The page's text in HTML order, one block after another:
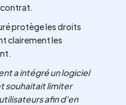
protège les droits
clairement les
a intégré un logiciel
souhaitait limiter
afin d’en